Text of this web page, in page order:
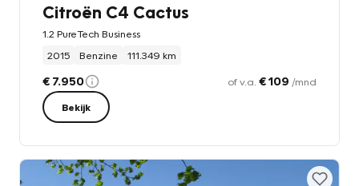
Citroën C4 Cactus
1.2 PureTech Business
2015
Benzine 111.349 km
€ 7.950 of v.a. € 109 /mnd
Bekijk